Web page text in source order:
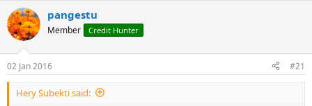
r
e
a
d
s
t
a
r
r
t
a
e
pangestu
Member Credit Hunter
02 Jan 2016 #21
Hery Subekti said: